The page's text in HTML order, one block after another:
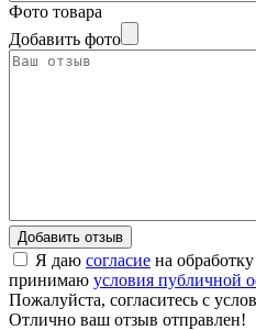
Фото товара
Добавить фото
Я даю согласие на обработку
принимаю условия публичной
Пожалуйста, согласитесь с
Отлично ваш отзыв отправлен!